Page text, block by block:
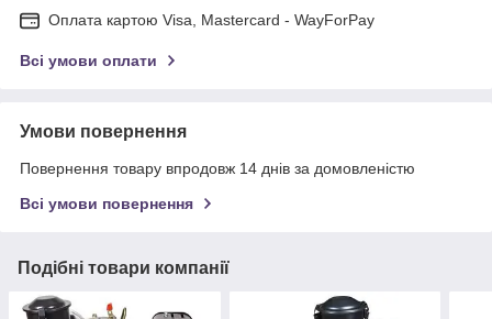
Оплата картою Visa, Mastercard - WayForPay
Всі умови оплати
Умови повернення
Повернення товару впродовж 14 днів за домовленістю
Всі умови повернення
Подібні товари компанії